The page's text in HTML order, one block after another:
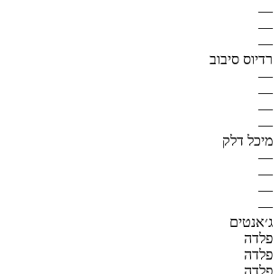
—
—
—
רדיוס סיבוב
—
—
—
—
מיכל דלק
—
—
—
—
ג׳אנטים
פלדה
פלדה
פלדה